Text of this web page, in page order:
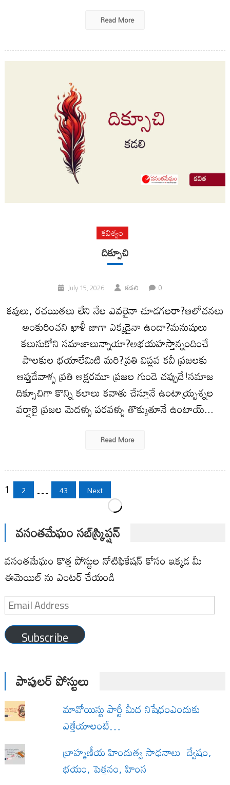
Read More
కవిత్వం
దిక్సూచి
July 15, 2026 కడలి 0
కవులు, రచయితలు లేని నేల ఎవరైనా చూడగలరా?ఆలోచనలు
అంకురించని ఖాళీ జాగా ఎక్కడైనా ఉందా?మనుషులు
కలుసుకోని సమాజాలున్నాయా?అభయహస్తాన్నందించే
పాలకుల భయాలేమిటి మరి?ప్రతి విప్లవ కవీ ప్రజలకు
ఆప్తుడేవాళ్ళ ప్రతి అక్షరమూ ప్రజల గుండె చప్పుడే!సమాజ
దిక్సూచిగా కొన్ని కలాలు కవాతు చేస్తూనే ఉంటాయ్ప్రశ్నల
వర్షాలై ప్రజల మెదళ్ళు పరవళ్ళు తొక్కుతూనే ఉంటాయ్...
Read More
Posts
pagination
1 2 … 43 Next
వసంతమేఘం సబ్‌స్క్రిప్షన్
వసంతమేఘం కొత్త పోస్టుల నోటిఫికేషన్ కోసం ఇక్కడ మీ
ఈమెయిల్ ను ఎంటర్ చేయండి
Email
Address
Subscribe
పాపులర్ పోస్టులు
మావోయిస్టు పార్టీ మీద నిషేధంఎందుకు
ఎత్తేయాలంటే…
బ్రాహ్మణీయ హిందుత్వ సాధనాలు ద్వేషం,
భయం, పెత్తనం, హింస